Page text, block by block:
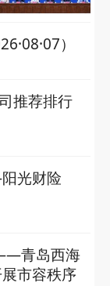
）
推荐排行
光财险
青岛西海
市容秩序